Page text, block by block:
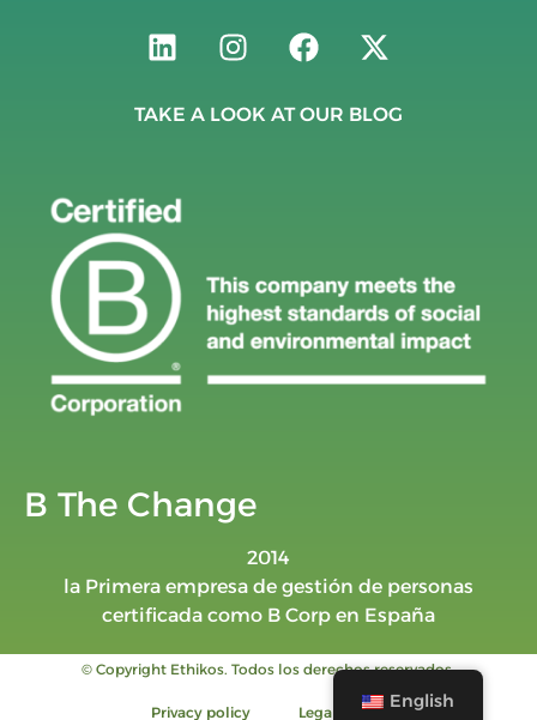
TAKE A LOOK AT OUR BLOG
B The Change
2014
la Primera empresa de gestión de personas
certificada como B Corp en España
© Copyright Ethikos. Todos los derechos reservados.
Privacy policy Legal notice
English